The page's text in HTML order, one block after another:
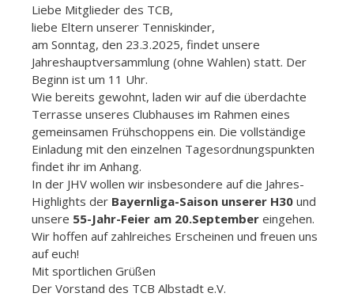
Liebe Mitglieder des TCB,
liebe Eltern unserer Tenniskinder,
am Sonntag, den 23.3.2025, findet unsere
Jahreshauptversammlung (ohne Wahlen) statt. Der
Beginn ist um 11 Uhr.
Wie bereits gewohnt, laden wir auf die überdachte
Terrasse unseres Clubhauses im Rahmen eines
gemeinsamen Frühschoppens ein. Die vollständige
Einladung mit den einzelnen Tagesordnungspunkten
findet ihr im Anhang.
In der JHV wollen wir insbesondere auf die Jahres-
Highlights der Bayernliga-Saison unserer H30 und
unsere 55-Jahr-Feier am 20.September eingehen.
Wir hoffen auf zahlreiches Erscheinen und freuen uns
auf euch!
Mit sportlichen Grüßen
Der Vorstand des TCB Albstadt e.V.